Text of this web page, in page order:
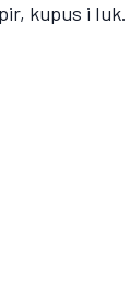
kupus i